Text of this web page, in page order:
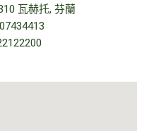
瓦赫托, 芬蘭